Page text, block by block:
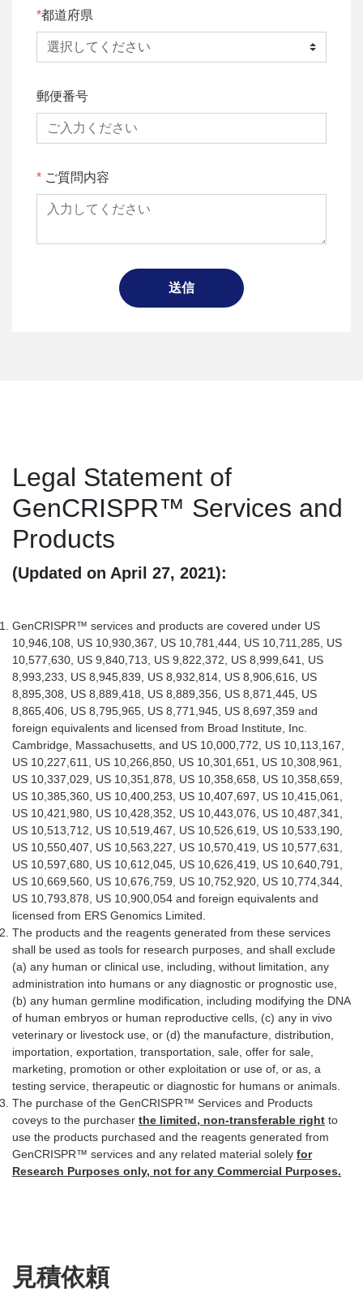
都道府県
郵便番号
ご質問内容
送信
Legal Statement of
GenCRISPR™ Services and
Products
(Updated on April 27, 2021):
GenCRISPR™ services and products are covered under US
10,946,108, US 10,930,367, US 10,781,444, US 10,711,285, US
10,577,630, US 9,840,713, US 9,822,372, US 8,999,641, US
8,993,233, US 8,945,839, US 8,932,814, US 8,906,616, US
8,895,308, US 8,889,418, US 8,889,356, US 8,871,445, US
8,865,406, US 8,795,965, US 8,771,945, US 8,697,359 and
foreign equivalents and licensed from Broad Institute, Inc.
Cambridge, Massachusetts, and US 10,000,772, US 10,113,167,
US 10,227,611, US 10,266,850, US 10,301,651, US 10,308,961,
US 10,337,029, US 10,351,878, US 10,358,658, US 10,358,659,
US 10,385,360, US 10,400,253, US 10,407,697, US 10,415,061,
US 10,421,980, US 10,428,352, US 10,443,076, US 10,487,341,
US 10,513,712, US 10,519,467, US 10,526,619, US 10,533,190,
US 10,550,407, US 10,563,227, US 10,570,419, US 10,577,631,
US 10,597,680, US 10,612,045, US 10,626,419, US 10,640,791,
US 10,669,560, US 10,676,759, US 10,752,920, US 10,774,344,
US 10,793,878, US 10,900,054 and foreign equivalents and
licensed from ERS Genomics Limited.
The products and the reagents generated from these services
shall be used as tools for research purposes, and shall exclude
(a) any human or clinical use, including, without limitation, any
administration into humans or any diagnostic or prognostic use,
(b) any human germline modification, including modifying the DNA
of human embryos or human reproductive cells, (c) any in vivo
veterinary or livestock use, or (d) the manufacture, distribution,
importation, exportation, transportation, sale, offer for sale,
marketing, promotion or other exploitation or use of, or as, a
testing service, therapeutic or diagnostic for humans or animals.
The purchase of the GenCRISPR™ Services and Products
coveys to the purchaser the limited, non-transferable right to
use the products purchased and the reagents generated from
GenCRISPR™ services and any related material solely for
Research Purposes only, not for any Commercial Purposes.
見積依頼